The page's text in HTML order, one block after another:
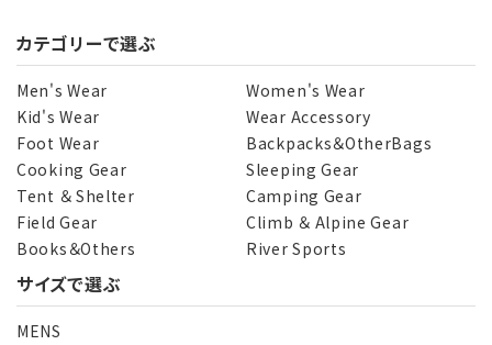
カテゴリーで選ぶ
Men's Wear
Women's Wear
Kid's Wear
Wear Accessory
Foot Wear
Backpacks＆OtherBags
Cooking Gear
Sleeping Gear
Tent ＆ Shelter
Camping Gear
Field Gear
Climb ＆ Alpine Gear
Books＆Others
River Sports
サイズで選ぶ
MENS